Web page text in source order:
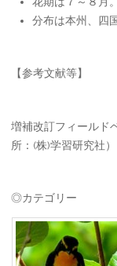
分布は本州、四
【参考文献等】
増補改訂フィール
所：(株)学習研究社）
◎カテゴリー